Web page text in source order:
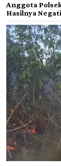
Anggota
Hasilnya